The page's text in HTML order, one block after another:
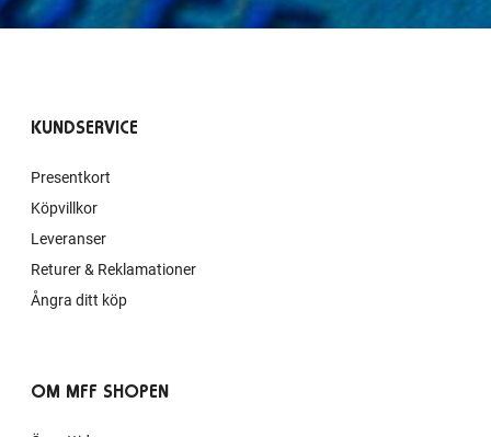
KUNDSERVICE
Presentkort
Köpvillkor
Leveranser
Returer & Reklamationer
Ångra ditt köp
OM MFF SHOPEN